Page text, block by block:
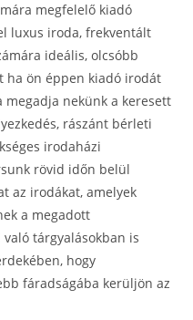
megfelelő kiadó
luxus iroda, frekventált
ideális, olcsóbb
ha ön éppen kiadó irodát
megadja nekünk a keresett
rászánt bérleti
irodaházi
rövid időn belül
az irodákat, amelyek
a megadott
tárgyalásokban is
hogy
fáradságába kerüljön az